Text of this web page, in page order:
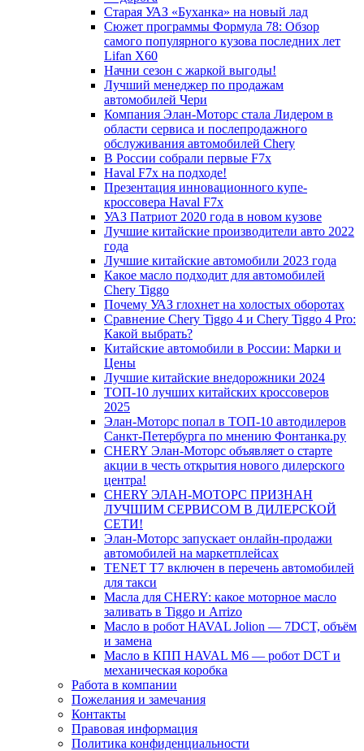
Старая УАЗ «Буханка» на новый лад
Сюжет программы Формула 78: Обзор
самого популярного кузова последних лет
Lifan X60
Начни сезон с жаркой выгоды!
Лучший менеджер по продажам
автомобилей Чери
Компания Элан-Моторс стала Лидером в
области сервиса и послепродажного
обслуживания автомобилей Chery
В России собрали первые F7x
Haval F7x на подходе!
Презентация инновационного купе-
кроссовера Haval F7x
УАЗ Патриот 2020 года в новом кузове
Лучшие китайские производители авто 2022
года
Лучшие китайские автомобили 2023 года
Какое масло подходит для автомобилей
Chery Tiggo
Почему УАЗ глохнет на холостых оборотах
Сравнение Chery Tiggo 4 и Chery Tiggo 4 Pro:
Какой выбрать?
Китайские автомобили в России: Марки и
Цены
Лучшие китайские внедорожники 2024
ТОП-10 лучших китайских кроссоверов
2025
Элан-Моторс попал в ТОП-10 автодилеров
Санкт-Петербурга по мнению Фонтанка.ру
CHERY Элан-Моторс объявляет о старте
акции в честь открытия нового дилерского
центра!
CHERY ЭЛАН-МОТОРС ПРИЗНАН
ЛУЧШИМ СЕРВИСОМ В ДИЛЕРСКОЙ
СЕТИ!
Элан-Моторс запускает онлайн-продажи
автомобилей на маркетплейсах
TENET T7 включен в перечень автомобилей
для такси
Масла для CHERY: какое моторное масло
заливать в Tiggo и Arrizo
Масло в робот HAVAL Jolion — 7DCT, объём
и замена
Масло в КПП HAVAL M6 — робот DCT и
механическая коробка
Работа в компании
Пожелания и замечания
Контакты
Правовая информация
Политика конфиденциальности